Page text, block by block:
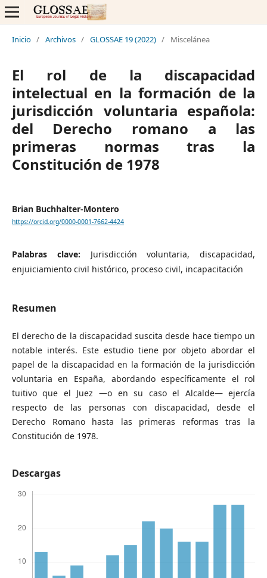
Inicio / Archivos / GLOSSAE 19 (2022) / Miscelánea
El rol de la discapacidad
intelectual en la formación de la
jurisdicción voluntaria española:
del Derecho romano a las
primeras normas tras la
Constitución de 1978
Brian Buchhalter-Montero
https://orcid.org/0000-0001-7662-4424
Palabras clave: Jurisdicción voluntaria, discapacidad,
enjuiciamiento civil histórico, proceso civil, incapacitación
Resumen
El derecho de la discapacidad suscita desde hace tiempo un
notable interés. Este estudio tiene por objeto abordar el
papel de la discapacidad en la formación de la jurisdicción
voluntaria en España, abordando específicamente el rol
tuitivo que el Juez —o en su caso el Alcalde— ejercía
respecto de las personas con discapacidad, desde el
Derecho Romano hasta las primeras reformas tras la
Constitución de 1978.
Descargas